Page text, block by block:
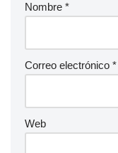
Nombre *
Correo electrónico *
Web